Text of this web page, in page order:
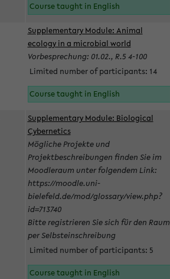
Course taught in English
Supplementary Module: Animal
ecology in a microbial world
Vorbesprechung: 01.02., R.5 4-100
Limited number of participants: 14
Course taught in English
Supplementary Module: Biological
Cybernetics
Mögliche Projekte und
Projektbeschreibungen finden Sie im
Moodleraum unter folgendem Link:
https://moodle.uni-
bielefeld.de/mod/glossary/view.php?
id=713740
Bitte registrieren Sie sich für den Raum
per Selbsteinschreibung
Limited number of participants: 5
Course taught in English